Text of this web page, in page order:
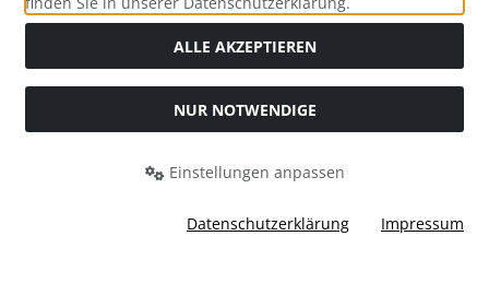
Alle Preise inkl. gesetzl. MwSt. zzgl.Versandkosten
durchgestrichenen Preise entsprechen dem bisherigen Preis
Bio Saatgut, Samenfest, Gemüse Biosaatgut © 2026 | Template
ALLE AKZEPTIEREN
NUR NOTWENDIGE
Einstellungen anpassen
Datenschutzerklärung Impressum